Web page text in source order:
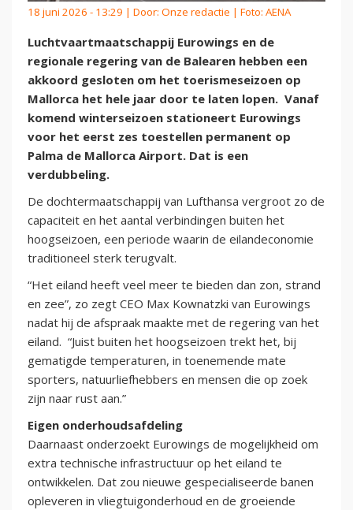
18 juni 2026 - 13:29 | Door: Onze redactie | Foto: AENA
Luchtvaartmaatschappij Eurowings en de
regionale regering van de Balearen hebben een
akkoord gesloten om het toerismeseizoen op
Mallorca het hele jaar door te laten lopen. Vanaf
komend winterseizoen stationeert Eurowings
voor het eerst zes toestellen permanent op
Palma de Mallorca Airport. Dat is een
verdubbeling.
De dochtermaatschappij van Lufthansa vergroot zo de
capaciteit en het aantal verbindingen buiten het
hoogseizoen, een periode waarin de eiland­economie
traditioneel sterk terugvalt.
“Het eiland heeft veel meer te bieden dan zon, strand
en zee”, zo zegt CEO Max Kownatzki van Eurowings
nadat hij de afspraak maakte met de regering van het
eiland. “Juist buiten het hoogseizoen trekt het, bij
gematigde temperaturen, in toenemende mate
sporters, natuurliefhebbers en mensen die op zoek
zijn naar rust aan.”
Eigen onderhoudsafdeling
Daarnaast onderzoekt Eurowings de mogelijkheid om
extra technische infrastructuur op het eiland te
ontwikkelen. Dat zou nieuwe gespecialiseerde banen
opleveren in vliegtuigonderhoud en de groeiende